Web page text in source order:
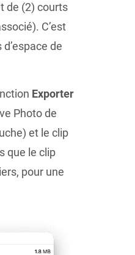
de (2) courts
C’est
de
Exporter
Photo de
et le clip
que le clip
pour une